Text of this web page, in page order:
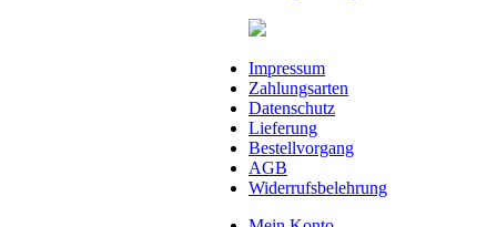
Impressum
Zahlungsarten
Datenschutz
Lieferung
Bestellvorgang
AGB
Widerrufsbelehrung